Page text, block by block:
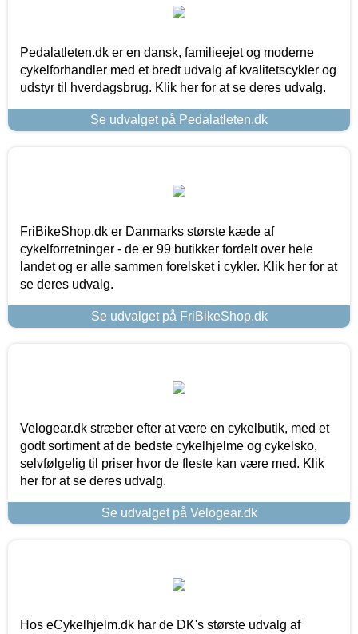
Pedalatleten.dk er en dansk, familieejet og moderne
cykelforhandler med et bredt udvalg af kvalitetscykler og
udstyr til hverdagsbrug. Klik her for at se deres udvalg.
Se udvalget på Pedalatleten.dk
FriBikeShop.dk er Danmarks største kæde af
cykelforretninger - de er 99 butikker fordelt over hele
landet og er alle sammen forelsket i cykler. Klik her for at
se deres udvalg.
Se udvalget på FriBikeShop.dk
Velogear.dk stræber efter at være en cykelbutik, med et
godt sortiment af de bedste cykelhjelme og cykelsko,
selvfølgelig til priser hvor de fleste kan være med. Klik
her for at se deres udvalg.
Se udvalget på Velogear.dk
Hos eCykelhjelm.dk har de DK's største udvalg af